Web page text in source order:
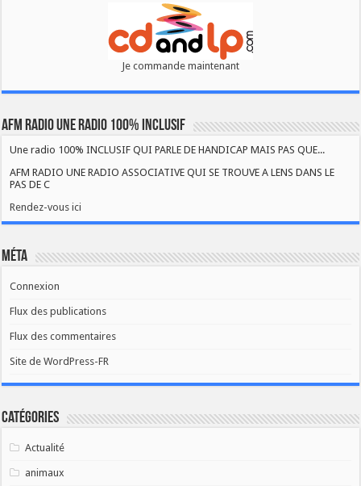
Je commande maintenant
AFM RADIO UNE RADIO 100% INCLUSIF
Une radio 100% INCLUSIF QUI PARLE DE HANDICAP MAIS PAS QUE...
AFM RADIO UNE RADIO ASSOCIATIVE QUI SE TROUVE A LENS DANS LE
PAS DE C
Rendez-vous ici
Méta
Connexion
Flux des publications
Flux des commentaires
Site de WordPress-FR
Catégories
Actualité
animaux